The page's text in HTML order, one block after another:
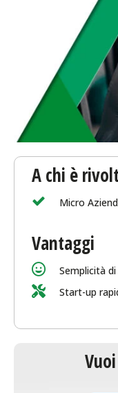
A chi è
Micro
Vantaggi
Semplicità
Start-up